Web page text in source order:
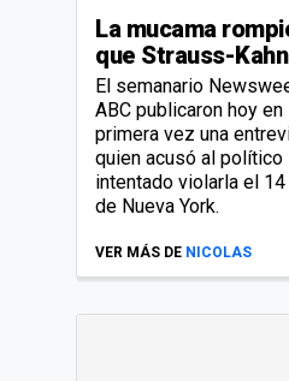
La mucama
que Strauss-
El semanario
ABC publicaron hoy
primera vez una
quien acusó al
intentado violarla el
de Nueva York.
VER MÁS DE NICOLAS